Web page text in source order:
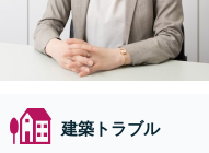
建築トラブル